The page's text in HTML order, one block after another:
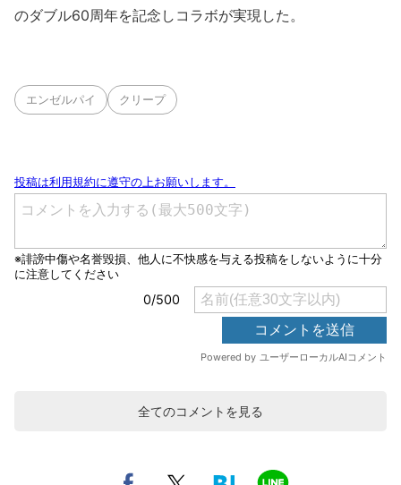
のダブル60周年を記念しコラボが実現した。
エンゼルパイ クリープ
全てのコメントを見る